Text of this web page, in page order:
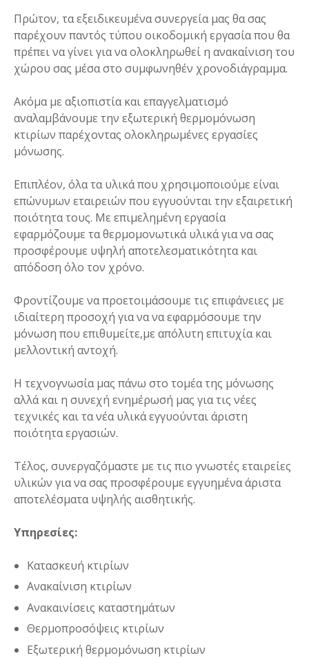
Πρώτον, τα εξειδικευμένα συνεργεία μας θα σας
παρέχουν παντός τύπου οικοδομική εργασία που θα
πρέπει να γίνει για να ολοκληρωθεί η ανακαίνιση του
χώρου σας μέσα στο συμφωνηθέν χρονοδιάγραμμα.
Ακόμα με αξιοπιστία και επαγγελματισμό
αναλαμβάνουμε την εξωτερική θερμομόνωση
κτιρίων παρέχοντας ολοκληρωμένες εργασίες
μόνωσης.
Επιπλέον, όλα τα υλικά που χρησιμοποιούμε είναι
επώνυμων εταιρειών που εγγυούνται την εξαιρετική
ποιότητα τους. Με επιμελημένη εργασία
εφαρμόζουμε τα θερμομονωτικά υλικά για να σας
προσφέρουμε υψηλή αποτελεσματικότητα και
απόδοση όλο τον χρόνο.
Φροντίζουμε να προετοιμάσουμε τις επιφάνειες με
ιδιαίτερη προσοχή για να να εφαρμόσουμε την
μόνωση που επιθυμείτε,με απόλυτη επιτυχία και
μελλοντική αντοχή.
Η τεχνογνωσία μας πάνω στο τομέα της μόνωσης
αλλά και η συνεχή ενημέρωσή μας για τις νέες
τεχνικές και τα νέα υλικά εγγυούνται άριστη
ποιότητα εργασιών.
Τέλος, συνεργαζόμαστε με τις πιο γνωστές εταιρείες
υλικών για να σας προσφέρουμε εγγυημένα άριστα
αποτελέσματα υψηλής αισθητικής.
Υπηρεσίες:
Κατασκευή κτιρίων
Ανακαίνιση κτιρίων
Ανακαινίσεις καταστημάτων
Θερμοπροσόψεις κτιρίων
Εξωτερική θερμομόνωση κτιρίων